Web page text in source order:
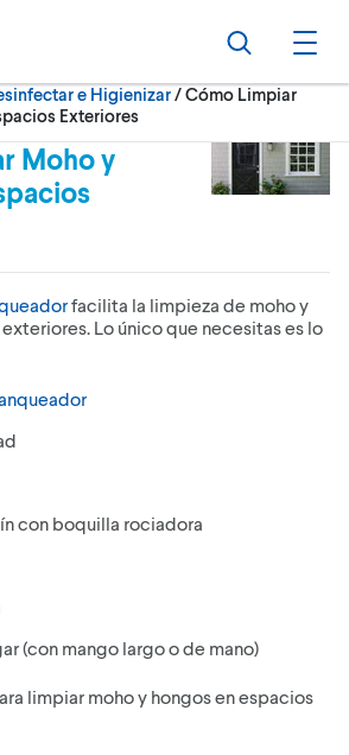
Buscar
e Higienizar Actualmente:
Cómo Limpiar
Exteriores
Moho y
facilita la limpieza de moho y
Lo único que necesitas es lo
con boquilla rociadora
(con mango largo o de mano)
limpiar moho y hongos en espacios